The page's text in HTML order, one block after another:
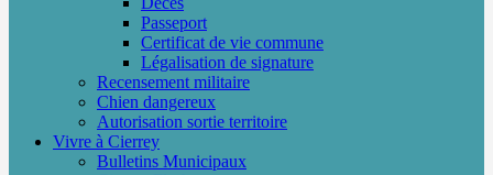
Passeport
Certificat de vie commune
Légalisation de signature
Recensement militaire
Chien dangereux
Autorisation sortie territoire
Vivre à Cierrey
Bulletins Municipaux